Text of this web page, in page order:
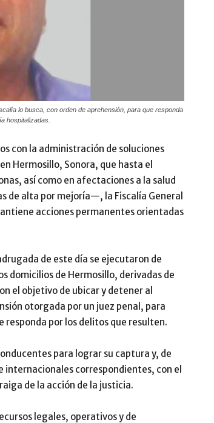
lo busca, con orden de aprehensión, para que responda
hospitalizadas.
con la administración de soluciones
Hermosillo, Sonora, que hasta el
así como en afectaciones a la salud
de alta por mejoría—, la Fiscalía General
acciones permanentes orientadas
de este día se ejecutaron de
domicilios de Hermosillo, derivadas de
el objetivo de ubicar y detener al
otorgada por un juez penal, para
por los delitos que resulten.
para lograr su captura y, de
correspondientes, con el
de la acción de la justicia.
legales, operativos y de